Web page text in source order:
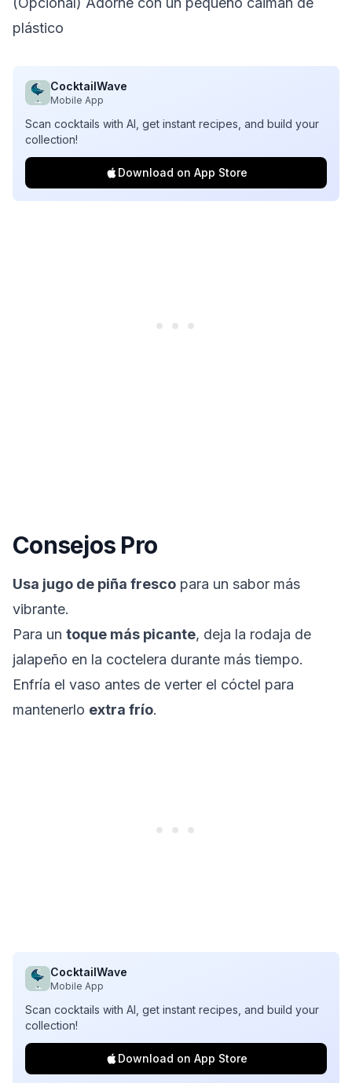
plástico
CocktailWave
Mobile App
Scan cocktails with AI, get instant recipes, and build your
collection!
Download on App Store
Consejos Pro
Usa jugo de piña fresco para un sabor más
vibrante.
Para un toque más picante, deja la rodaja de
jalapeño en la coctelera durante más tiempo.
Enfría el vaso antes de verter el cóctel para
mantenerlo extra frío.
CocktailWave
Mobile App
Scan cocktails with AI, get instant recipes, and build your
collection!
Download on App Store